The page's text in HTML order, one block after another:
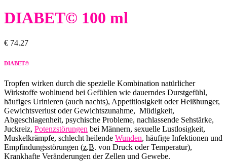
DIABET© 100 ml
€ 74.27
DIABET©
Tropfen wirken durch die spezielle Kombination natürlicher
Wirkstoffe wohltuend bei Gefühlen wie dauerndes Durstgefühl,
häufiges Urinieren (auch nachts), Appetitlosigkeit oder Heißhunger,
Gewichtsverlust oder Gewichtszunahme, Müdigkeit,
Abgeschlagenheit, psychische Probleme, nachlassende Sehstärke,
Juckreiz, Potenzstörungen bei Männern, sexuelle Lustlosigkeit,
Muskelkrämpfe, schlecht heilende Wunden, häufige Infektionen und
Empfindungsstörungen (z.B. von Druck oder Temperatur),
Krankhafte Veränderungen der Zellen und Gewebe.